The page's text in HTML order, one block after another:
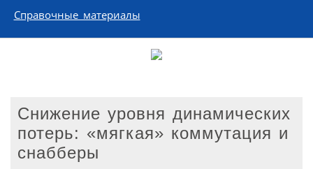
Справочные материалы
Снижение уровня динамических
потерь: «мягкая» коммутация и
снабберы